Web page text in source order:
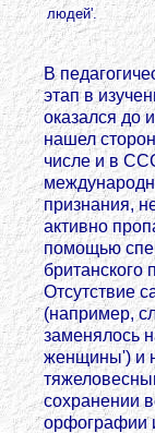
людей'.
В
этап в
оказался до
нашел
числе и в
признания,
активно
помощью
британского
Отсутствие
(например,
заменялось
женщины') и
сохранении
орфографии